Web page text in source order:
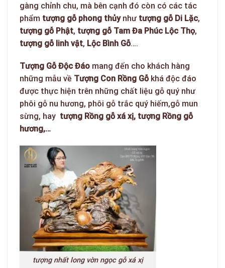
gàng chỉnh chu, mà bên cạnh đó còn có các tác
phẩm tượng gỗ phong thủynhư tượng gỗ Di Lặc,
tượng gỗ Phật, tượng gỗ Tam Đa Phúc Lộc Thọ,
tượng gỗ linh vật, Lộc Bình Gỗ….
Tượng Gỗ Độc Đáo mang đến cho khách hàng
những mẫu về Tượng Con Rồng Gỗkhá độc đáo
được thực hiện trên những chất liệu gỗ quý như
phôi gỗ nu hương, phôi gỗ trắc quý hiếm,gỗ mun
sừng, hay tượng Rồng gỗ xá xị, tượng Rồng gỗ
hương,…
tượng nhất long vờn ngọc gỗ xá xị